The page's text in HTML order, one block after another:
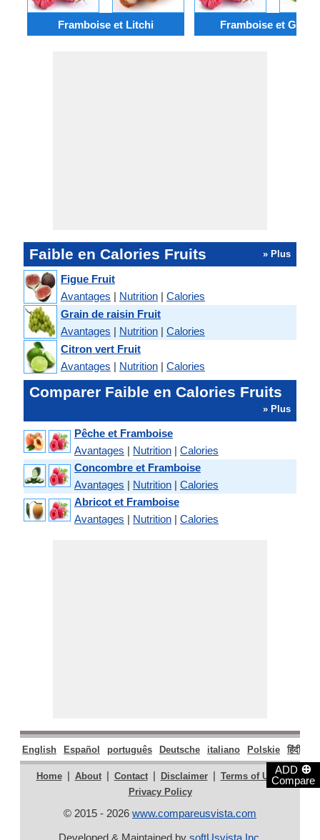
ADD ⊕
Compare
Framboise et Litchi Framboise et
Faible en Calories Fruits » Plus
Figue Fruit
Avantages | Nutrition | Calories
Grain de raisin Fruit
Avantages | Nutrition | Calories
Citron vert Fruit
Avantages | Nutrition | Calories
Comparer Faible en Calories Fruits
» Plus
Pêche et Framboise
Avantages | Nutrition | Calories
Concombre et Framboise
Avantages | Nutrition | Calories
Abricot et Framboise
Avantages | Nutrition | Calories
English Español português Deutsche italiano Polskie हिंदी
Home | About | Contact | Disclaimer | Terms of Use |
Privacy Policy
© 2015 - 2026 www.compareusvista.com
Developed & Maintained by softUsvista Inc